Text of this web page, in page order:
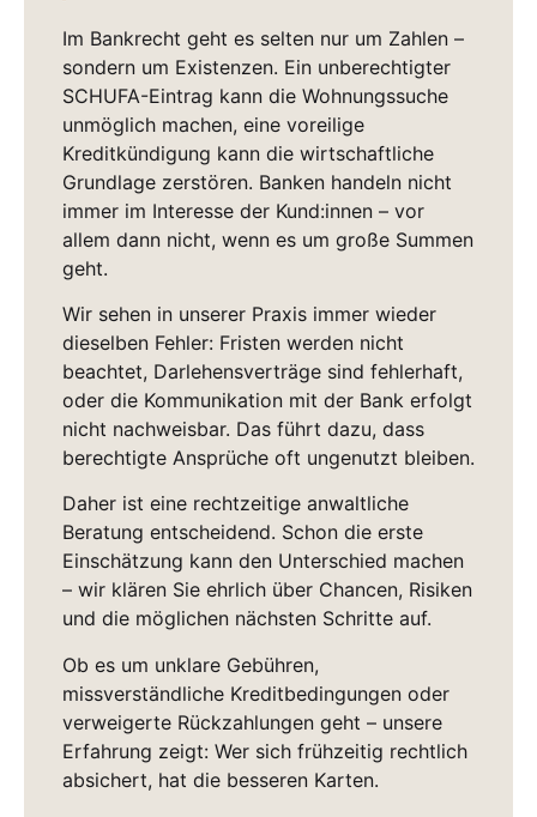
Im Bankrecht geht es selten nur um Zahlen –
sondern um Existenzen. Ein unberechtigter
SCHUFA-Eintrag kann die Wohnungssuche
unmöglich machen, eine voreilige
Kreditkündigung kann die wirtschaftliche
Grundlage zerstören. Banken handeln nicht
immer im Interesse der Kund:innen – vor
allem dann nicht, wenn es um große Summen
geht.
Wir sehen in unserer Praxis immer wieder
dieselben Fehler: Fristen werden nicht
beachtet, Darlehensverträge sind fehlerhaft,
oder die Kommunikation mit der Bank erfolgt
nicht nachweisbar. Das führt dazu, dass
berechtigte Ansprüche oft ungenutzt bleiben.
Daher ist eine rechtzeitige anwaltliche
Beratung entscheidend. Schon die erste
Einschätzung kann den Unterschied machen
– wir klären Sie ehrlich über Chancen, Risiken
und die möglichen nächsten Schritte auf.
Ob es um unklare Gebühren,
missverständliche Kreditbedingungen oder
verweigerte Rückzahlungen geht – unsere
Erfahrung zeigt: Wer sich frühzeitig rechtlich
absichert, hat die besseren Karten.